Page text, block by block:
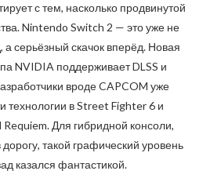
с тем, насколько продвинутой
Nintendo Switch 2 — это уже не
а серьёзный скачок вперёд. Новая
NVIDIA поддерживает DLSS и
вроде CAPCOM уже
технологии в Street Fighter 6 и
Для гибридной консоли,
такой графический уровень
казался фантастикой.